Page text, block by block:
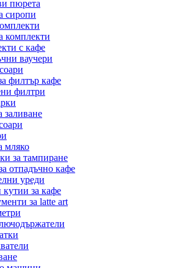
пюрета
сиропи
комплекти
с кафе
ваучери
филтър кафе
филтри
заливане
мляко
за тампиране
отпадъчно кафе
уреди
за кафе
за latte art